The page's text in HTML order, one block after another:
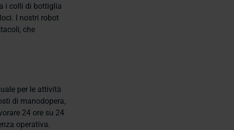
i colli di bottiglia
I nostri robot
che
per le attività
di manodopera,
24 ore su 24
operativa.